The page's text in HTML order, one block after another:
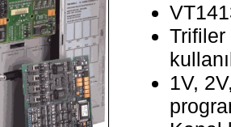
1V,